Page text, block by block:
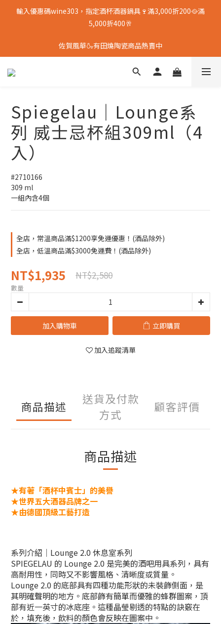
輸入優惠碼wine303，指定酒杯酒器鍋具🍷滿3,000折200🥘滿
5,000折400🥂
佐賀風華🍶有田燒陶瓷商品熱賣中
Spiegelau｜Lounge系
列 威士忌杯組309ml（4
入）
#2710166
309 ml
一組內含4個
全店，常溫商品滿$1200享免運優惠！(酒品除外)
全店，低溫商品滿$3000免運費！(酒品除外)
NT$1,935 NT$2,580
數量
加入購物車 立即購買
加入追蹤清單
商品描述
送貨及付款
方式
顧客評價
商品描述
★有著「酒杯中賓士」的美譽
★世界五大酒器品牌之一
★由德國頂級工藝打造
系列介紹｜ Lounge 2.0 休息室系列
SPIEGELAU 的 Lounge 2.0 是完美的酒吧用具系列，具有
高耐用性，同時又不影響風格、清晰度或質量。
Lounge 2.0 的底部具有四種功能形狀的未裝飾側面，是
其明確聲明的地方。底部飾有簡單而優雅的蜂群圖案，頂
部有近一英寸的冰底座。這種晶瑩剔透的特點的訣竅在
於，填充後，飲料的顏色會反映在圖案中。